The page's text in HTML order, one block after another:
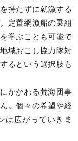
持たずに就漁する
定置網漁船の乗組
学ぶことも可能で
域おこし協力隊対
るという選択肢も
かかわる荒海団事
。個々の希望や経
は広がっていきま